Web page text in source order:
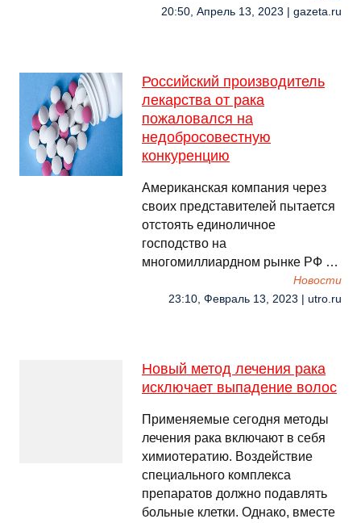
20:50, Апрель 13, 2023 | gazeta.ru
Российский производитель
лекарства от рака
пожаловался на
недобросовестную
конкуренцию
Американская компания через
своих представителей пытается
отстоять единоличное
господство на
многомиллиардном рынке РФ …
Новости
23:10, Февраль 13, 2023 | utro.ru
Новый метод лечения рака
исключает выпадение волос
Применяемые сегодня методы
лечения рака включают в себя
химиотератию. Воздействие
специального комплекса
препаратов должно подавлять
больные клетки. Однако, вместе